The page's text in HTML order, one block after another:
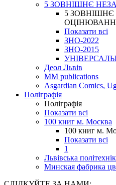
5 ЗОВНІШНЄ
5
Показати всі
ЗНО-2022
ЗНО-2015
Деол Львів
MM publications
Asgardian Comics,
Поліграфія
Поліграфія
Показати всі
100 книг м. Москва
100 книг м.
Показати всі
1
Львівська
Минская фабрика